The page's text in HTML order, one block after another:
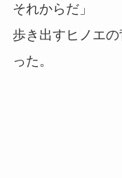
それからだ」
歩き出すヒノエ
った。